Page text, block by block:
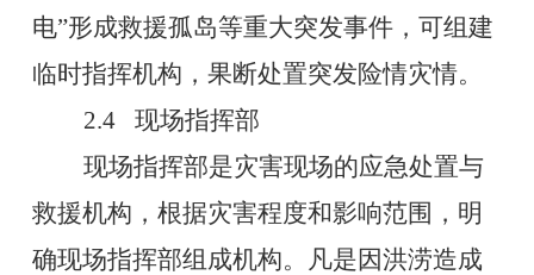
电”形成救援孤岛等重大突发事件，可组建
临时指挥机构，果断处置突发险情灾情。
2.4 现场指挥部
现场指挥部是灾害现场的应急处置与
救援机构，根据灾害程度和影响范围，明
确现场指挥部组成机构。凡是因洪涝造成